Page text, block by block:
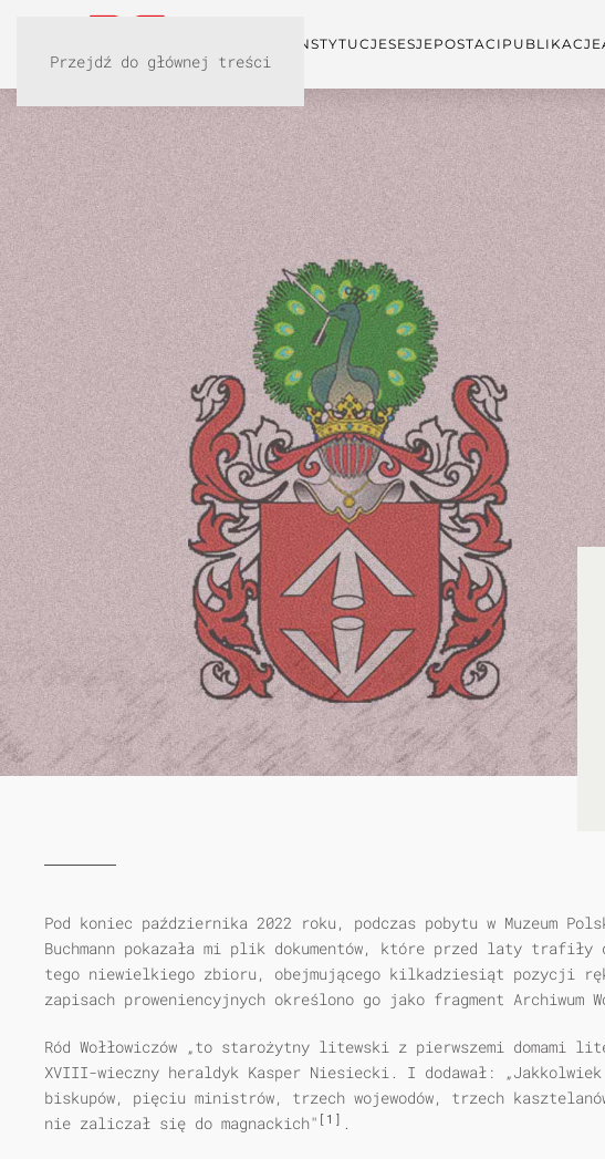
Przejdź do głównej treści
INSTYTUCJESESJEPOSTACI PUBLIKACJE
Pod koniec października 2022 roku, podczas pobytu w Muzeum
Buchmann pokazała mi plik dokumentów, które przed laty trafiły
tego niewielkiego zbioru, obejmującego kilkadziesiąt pozycji
zapisach proweniencyjnych określono go jako fragment Archiwum
Ród Wołłowiczów „to starożytny litewski z pierwszemi domami
XVIII-wieczny heraldyk Kasper Niesiecki. I dodawał:
biskupów, pięciu ministrów, trzech wojewodów, trzech
nie zaliczał się do magnackich" [1] .